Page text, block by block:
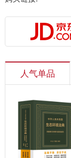
既可用于教学
合规等领域的
人气单品